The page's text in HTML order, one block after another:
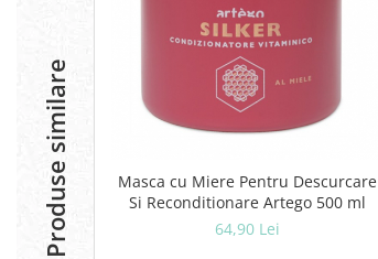
Produse similare
Masca cu Miere Pentru Descurcare
Si Reconditionare Artego 500 ml
64,90 Lei